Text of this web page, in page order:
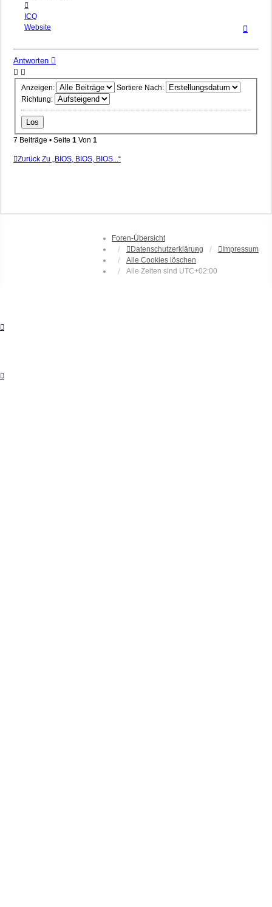
von
biosflash
ICQ
Website
Antworten
Anzeigen:
Sortiere Nach:
Richtung:
7 Beiträge • Seite 1 Von 1
Zurück Zu „BIOS, BIOS, BIOS...“
Foren-Übersicht
Datenschutzerklärung
Impressum
Alle Cookies löschen
Alle Zeiten sind UTC+02:00